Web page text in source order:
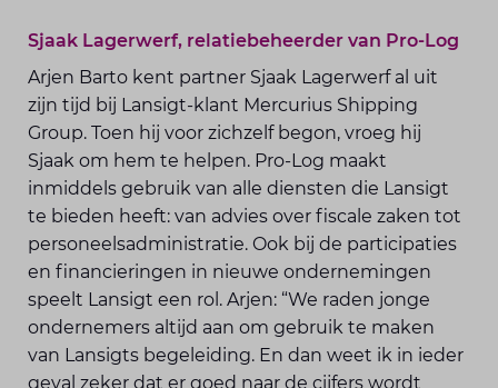
Sjaak Lagerwerf, relatiebeheerder van Pro-Log
Arjen Barto kent partner Sjaak Lagerwerf al uit
zijn tijd bij Lansigt-klant Mercurius Shipping
Group. Toen hij voor zichzelf begon, vroeg hij
Sjaak om hem te helpen. Pro-Log maakt
inmiddels gebruik van alle diensten die Lansigt
te bieden heeft: van advies over fiscale zaken tot
personeelsadministratie. Ook bij de participaties
en financieringen in nieuwe ondernemingen
speelt Lansigt een rol. Arjen: “We raden jonge
ondernemers altijd aan om gebruik te maken
van Lansigts begeleiding. En dan weet ik in ieder
geval zeker dat er goed naar de cijfers wordt